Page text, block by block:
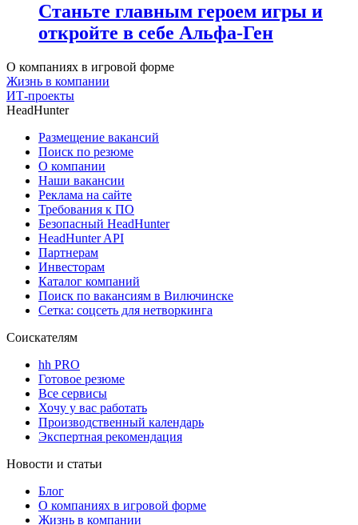
Станьте главным героем игры и
откройте в себе Альфа-Ген
О компаниях в игровой форме
Жизнь в компании
ИТ-проекты
HeadHunter
Размещение вакансий
Поиск по резюме
О компании
Наши вакансии
Реклама на сайте
Требования к ПО
Безопасный HeadHunter
HeadHunter API
Партнерам
Инвесторам
Каталог компаний
Поиск по вакансиям в Вилючинске
Сетка: соцсеть для нетворкинга
Соискателям
hh PRO
Готовое резюме
Все сервисы
Хочу у вас работать
Производственный календарь
Экспертная рекомендация
Новости и статьи
Блог
О компаниях в игровой форме
Жизнь в компании